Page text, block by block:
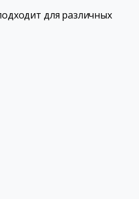
для различных